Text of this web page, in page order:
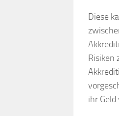
Diese
Risiken
ihr